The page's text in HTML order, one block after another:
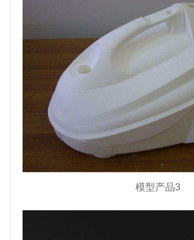
模型产品3